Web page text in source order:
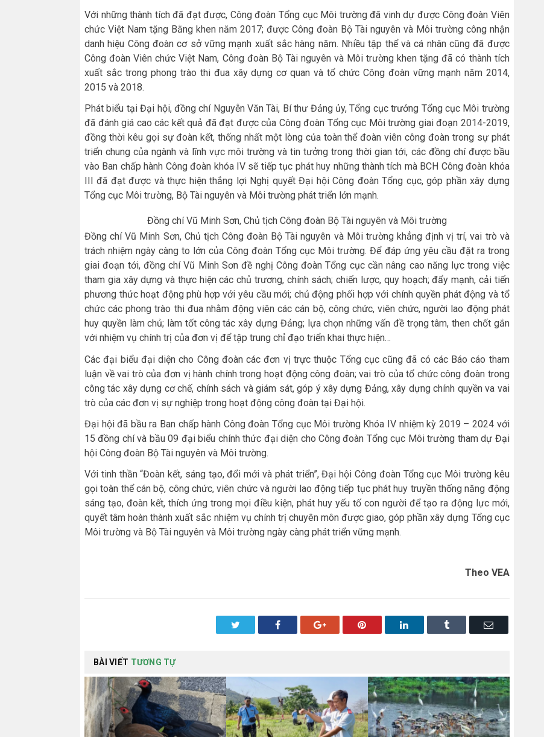
Với những thành tích đã đạt được, Công đoàn Tổng cục Môi trường đã vinh dự được Công đoàn Viên
chức Việt Nam tặng Bằng khen năm 2017; được Công đoàn Bộ Tài nguyên và Môi trường công nhận
danh hiệu Công đoàn cơ sở vững mạnh xuất sắc hàng năm. Nhiều tập thể và cá nhân cũng đã được
Công đoàn Viên chức Việt Nam, Công đoàn Bộ Tài nguyên và Môi trường khen tặng đã có thành tích
xuất sắc trong phong trào thi đua xây dựng cơ quan và tổ chức Công đoàn vững mạnh năm 2014,
2015 và 2018.
Phát biểu tại Đại hội, đồng chí Nguyễn Văn Tài, Bí thư Đảng ủy, Tổng cục trưởng Tổng cục Môi trường
đã đánh giá cao các kết quả đã đạt được của Công đoàn Tổng cục Môi trường giai đoạn 2014-2019,
đồng thời kêu gọi sự đoàn kết, thống nhất một lòng của toàn thể đoàn viên công đoàn trong sự phát
triển chung của ngành và lĩnh vực môi trường và tin tưởng trong thời gian tới, các đồng chí được bầu
vào Ban chấp hành Công đoàn khóa IV sẽ tiếp tục phát huy những thành tích mà BCH Công đoàn khóa
III đã đạt được và thực hiện thắng lợi Nghị quyết Đại hội Công đoàn Tổng cục, góp phần xây dựng
Tổng cục Môi trường, Bộ Tài nguyên và Môi trường phát triển lớn mạnh.
Đồng chí Vũ Minh Sơn, Chủ tịch Công đoàn Bộ Tài nguyên và Môi trường
Đồng chí Vũ Minh Sơn, Chủ tịch Công đoàn Bộ Tài nguyên và Môi trường khẳng định vị trí, vai trò và
trách nhiệmngày càngto lớn của Công đoànTổng cục Môi trường. Để đáp ứng yêu cầu đặt ra trong
giai đoạn tới, đồng chí Vũ Minh Sơn đề nghị Công đoàn Tổng cục cần nâng cao năng lực trong việc
tham gia xây dựng và thực hiện các chủ trương, chính sách; chiến lược, quy hoạch; đẩy mạnh, cải tiến
phương thức hoạt động phù hợp với yêu cầu mới; chủ động phối hợp với chính quyền phát động và tổ
chức các phong trào thi đua nhằm động viên các cán bộ, công chức, viên chức, người lao động phát
huy quyền làm chủ; làm tốt công tác xây dựng Đảng; lựa chọn những vấn đề trọng tâm, then chốt gắn
với nhiệm vụ chính trị của đơn vị để tập trung chỉ đạo triển khai thực hiện…
Các đại biểu đại diện cho Công đoàn các đơn vị trực thuộc Tổng cụccũngđã có các Báo cáo tham
luận về vai trò của đơn vị hành chính trong hoạt động công đoàn; vai trò của tổ chức công đoàn trong
công tác xây dựng cơ chế, chính sách và giám sát, góp ý xây dựng Đảng, xây dựng chính quyền va vai
trò của các đơn vị sự nghiệp trong hoạt động công đoàn tại Đại hội.
Đại hội đã bầu ra Ban chấp hành Công đoàn Tổng cục Môi trường Khóa IV nhiệm kỳ 2019 – 2024 với
15 đồng chí và bầu 09 đại biểu chính thức đại diện cho Công đoàn Tổng cục Môi trường tham dự Đại
hội Công đoàn Bộ Tài nguyên và Môi trường.
Với tinh thần“Đoàn kết, sáng tạo, đổi mới và phát triển”, Đại hội Công đoàn Tổng cục Môi trường kêu
gọi toàn thể cán bộ, công chức, viên chức và người lao động tiếp tục phát huy truyền thống năng động
sáng tạo, đoàn kết, thích ứng trong mọi điều kiện, phát huy yếu tố con người để tạo ra động lực mới,
quyết tâm hoàn thành xuất sắc nhiệm vụ chính trị chuyên môn được giao, góp phần xây dựng Tổng cục
Môi trường và Bộ Tài nguyên và Môi trường ngày càng phát triển vững mạnh.
Theo VEA
Twitter Facebook Google+ Pinterest LinkedIn Tumblr Email
BÀI VIẾT TƯƠNG TỰ